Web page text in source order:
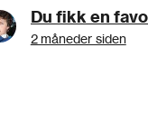
2 måneder siden